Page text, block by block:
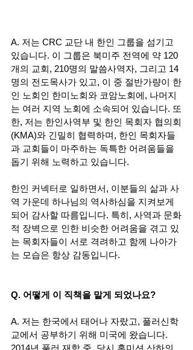
A. 저는 CRC 교단 내 한인 그룹을 섬기고
있습니다. 이 그룹은 북미주 전역에 약 120
개의 교회, 210명의 말씀사역자, 그리고 14
명의 전도목사가 있고, 이 중 절반가량이 한
인 노회인 한미노회와 코암노회에, 나머지
는 여러 지역 노회에 소속되어 있습니다. 또
한, 저는 한인사역부 및 한인 목회자 협의회
(KMA)와 긴밀히 협력하며, 한인 목회자들
과 교회들이 마주하는 독특한 어려움들을
돕기 위해 노력하고 있습니다.
한인 커넥터로 일하면서, 이분들의 삶과 사
역 가운데 하나님의 역사하심을 지켜보게
되어 감사할 따름입니다. 특히, 사역과 문화
적 장벽으로 인한 비슷한 어려움을 겪고 있
는 목회자들이 서로 격려하고 함께 나아가
는 모습은 항상 감동입니다.
Q. 어떻게 이 직책을 맡게 되었나요?
A. 저는 한국에서 태어나 자랐고, 풀러신학
교에서 공부하기 위해 미국에 왔습니다.
2014년 풀러 재학 중, 당시 홈미션 산하의